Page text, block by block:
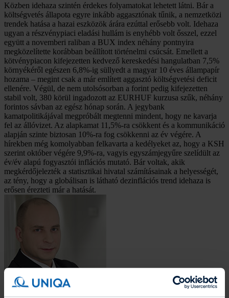
Közben idehaza szintén érdekes folyamatokat lehetett látni. Bár a
költségvetés állapota egyre inkább aggasztónak tűnik, a nemzetközi
trendek hatása a hazai eszközök árára ezúttal erősebb volt. Idehaza
ugyan a részvénypiaci eladási hullám is enyhébb volt ősszel, ezzel
együtt a novemberi raliban a BUX index néhány pontnyira
megközelítette korábban beállított történelmi csúcsát. Emellett a
kötvénypiacon kifejezetten kedvező kereskedési hangulatban 7,5%
környékéről egészen 6,8%-ig süllyedt a magyar 10 éves állampapír
hozama – megint csak a már említett aggasztó költségvetési deficit
ellenére. Végül, de nem utolsósorban a forint pedig kifejezetten
stabil volt, 380 körül ingadozott az EURHUF kurzusa szűk, néhány
forintos sávban az egész hónap során. A jegybank
kamatpolitikájával megpróbált megtenni mindent, hogy ne kavarja
fel az állóvizet. Az alapkamat 11,5%-ra csökkent és a kommunikáció
alapján szinte biztosan 10%-ra fog csökkenni az év végére. A
hírekben még komolyabban felkavarta a kedélyeket az, hogy a KSH
szerint október végére 9,9%-ra, vagyis egyszámjegyűre szelídült az
év/év alapú fogyasztói inflációs mutató. Bár voltak, akik
megkérdőjelezték a statisztikai hivatal számításainak a helyességét,
az tény, hogy a globálisan is látható dezinflációs trend idehaza is
erősen érezteti már a hatását.